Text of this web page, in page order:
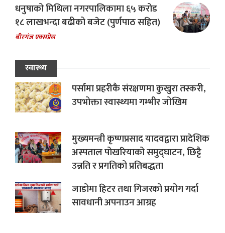
धनुषाको मिथिला नगरपालिकामा ६५ करोड
१८ लाखभन्दा बढीको बजेट (पुर्णपाठ सहित)
बीरगंज एक्सप्रेस
स्वास्थ्य
पर्सामा प्रहरीकै संरक्षणमा कुखुरा तस्करी,
उपभोक्ता स्वास्थ्यमा गम्भीर जोखिम
मुख्यमन्त्री कृष्णप्रसाद यादवद्वारा प्रादेशिक
अस्पताल पोखरियाको समुद्घाटन, छिट्टै
उन्नति र प्रगतिको प्रतिबद्धता
जाडोमा हिटर तथा गिजरको प्रयोग गर्दा
सावधानी अपनाउन आग्रह